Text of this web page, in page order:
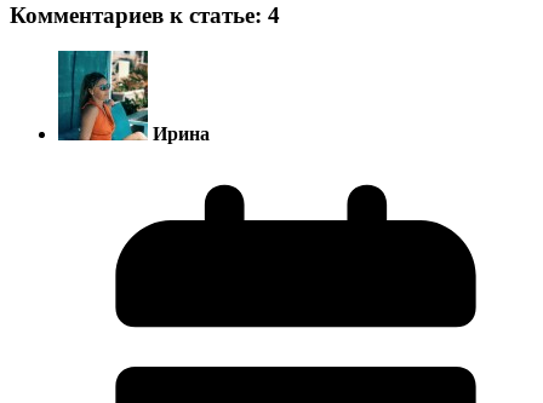
Комментариев к статье: 4
Ирина